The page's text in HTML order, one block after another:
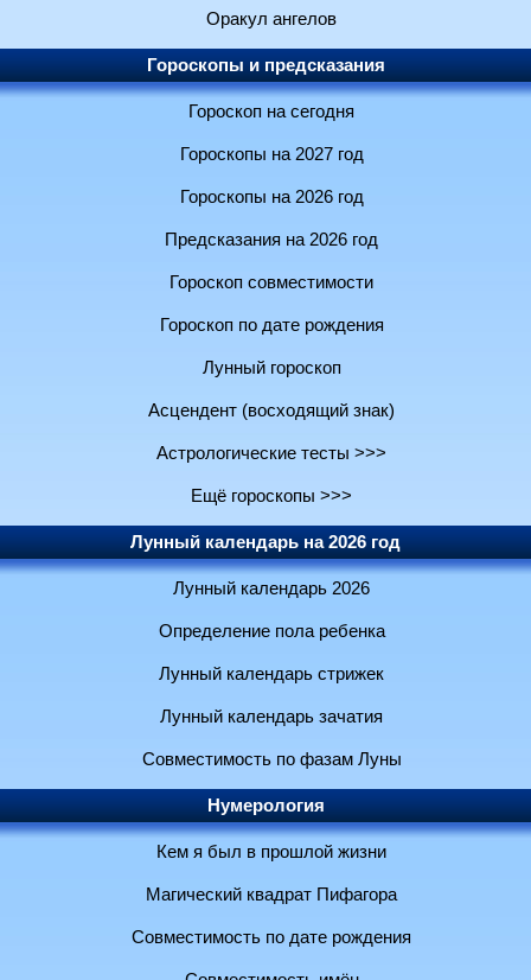
Оракул ангелов
Гороскопы и предсказания
Гороскоп на сегодня
Гороскопы на 2027 год
Гороскопы на 2026 год
Предсказания на 2026 год
Гороскоп совместимости
Гороскоп по дате рождения
Лунный гороскоп
Асцендент (восходящий знак)
Астрологические тесты >>>
Ещё гороскопы >>>
Лунный календарь на 2026 год
Лунный календарь 2026
Определение пола ребенка
Лунный календарь стрижек
Лунный календарь зачатия
Совместимость по фазам Луны
Нумерология
Кем я был в прошлой жизни
Магический квадрат Пифагора
Совместимость по дате рождения